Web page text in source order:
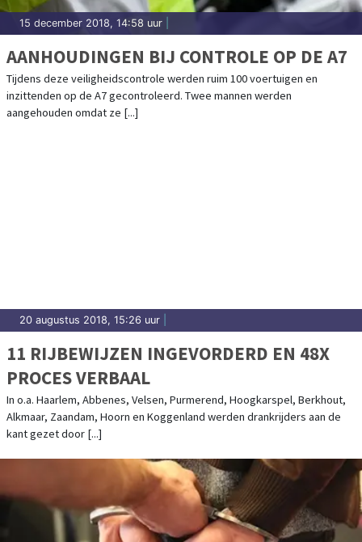
15 december 2018, 14:58 uur
AANHOUDINGEN BIJ CONTROLE OP DE A7
Tijdens deze veiligheidscontrole werden ruim 100 voertuigen en
inzittenden op de A7 gecontroleerd. Twee mannen werden
aangehouden omdat ze [...]
20 augustus 2018, 15:26 uur
11 RIJBEWIJZEN INGEVORDERD EN 48X
PROCES VERBAAL
In o.a. Haarlem, Abbenes, Velsen, Purmerend, Hoogkarspel, Berkhout,
Alkmaar, Zaandam, Hoorn en Koggenland werden drankrijders aan de
kant gezet door [...]